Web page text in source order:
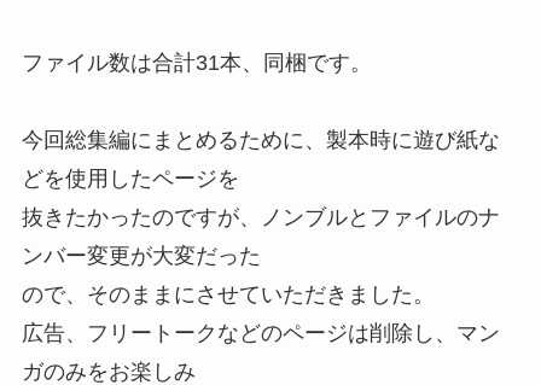
ファイル数は合計31本、同梱です。
今回総集編にまとめるために、製本時に遊び紙な
どを使用したページを
抜きたかったのですが、ノンブルとファイルのナ
ンバー変更が大変だった
ので、そのままにさせていただきました。
広告、フリートークなどのページは削除し、マン
ガのみをお楽しみ